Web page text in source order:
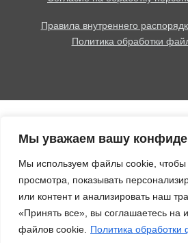
Мы уважаем вашу
Мы используем файлы cookie, чтобы
просмотра, показывать
или контент и анализировать наш
«Принять все», вы соглашаетесь на
файлов cookie.
Политика обработки
Правила внутреннего
Политика обработки